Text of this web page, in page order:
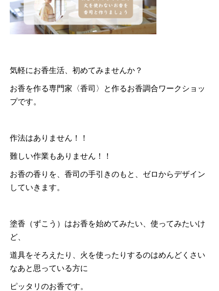
気軽にお香生活、初めてみませんか？
お香を作る専門家〈香司〉と作るお香調合ワークショッ
プです。
作法はありません！！
難しい作業もありません！！
お香の香りを、香司の手引きのもと、ゼロからデザイン
していきます。
塗香（ずこう）はお香を始めてみたい、使ってみたいけ
ど、
道具をそろえたり、火を使ったりするのはめんどくさい
なあと思っている方に
ピッタリのお香です。